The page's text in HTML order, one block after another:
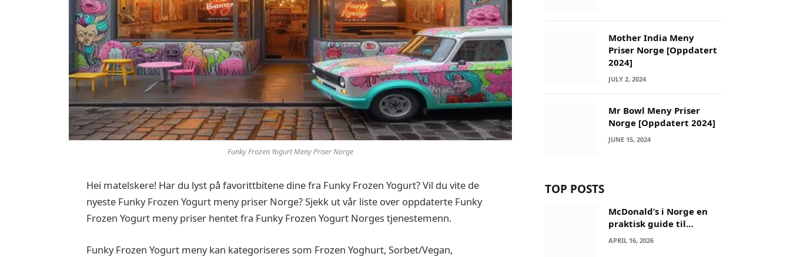
Funky Frozen Yogurt Meny Priser Norge
Hei matelskere! Har du lyst på favorittbitene dine fra Funky Frozen Yogurt? Vil du vite de
nyeste Funky Frozen Yogurt meny priser Norge? Sjekk ut vår liste over oppdaterte Funky
Frozen Yogurt meny priser hentet fra Funky Frozen Yogurt Norges tjenestemenn.
Funky Frozen Yogurt meny kan kategoriseres som Frozen Yoghurt, Sorbet/Vegan,
Mother India Meny
Priser Norge [Oppdatert
2024]
JULY 2, 2024
Mr Bowl Meny Priser
Norge [Oppdatert 2024]
JUNE 15, 2024
TOP POSTS
McDonald’s i Norge en
praktisk guide til
menyer og besøk
APRIL 16, 2026